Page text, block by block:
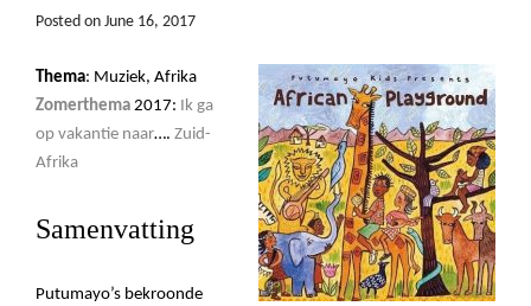
Posted on June 16, 2017
Thema: Muziek, Afrika
Zomerthema 2017: Ik ga
op vakantie naar…. Zuid-
Afrika
Samenvatting
Putumayo’s bekroonde